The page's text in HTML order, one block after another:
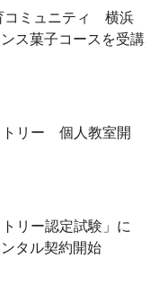
ミュニティ 横浜
ス菓子コースを受講
リー 個人教室開
ー認定試験」に
タル契約開始